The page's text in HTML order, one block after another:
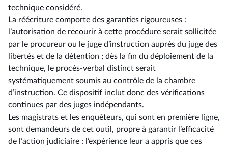
technique considéré.
La réécriture comporte des garanties rigoureuses :
l’autorisation de recourir à cette procédure serait sollicitée
par le procureur ou le juge d’instruction auprès du juge des
libertés et de la détention ; dès la fin du déploiement de la
technique, le procès-verbal distinct serait
systématiquement soumis au contrôle de la chambre
d’instruction. Ce dispositif inclut donc des vérifications
continues par des juges indépendants.
Les magistrats et les enquêteurs, qui sont en première ligne,
sont demandeurs de cet outil, propre à garantir l’efficacité
de l’action judiciaire : l’expérience leur a appris que ces